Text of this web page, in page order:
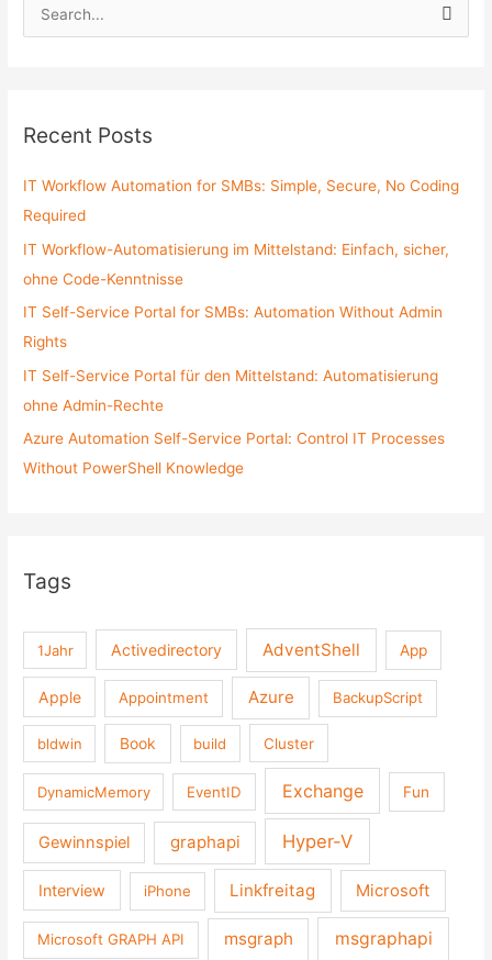
e
f
o
r
Recent Posts
IT Workflow Automation for SMBs: Simple, Secure, No Coding
Required
IT Workflow-Automatisierung im Mittelstand: Einfach, sicher,
ohne Code-Kenntnisse
IT Self-Service Portal for SMBs: Automation Without Admin
Rights
IT Self-Service Portal für den Mittelstand: Automatisierung
ohne Admin-Rechte
Azure Automation Self-Service Portal: Control IT Processes
Without PowerShell Knowledge
Tags
1Jahr Activedirectory AdventShell App
Apple Appointment Azure BackupScript
bldwin Book build Cluster
DynamicMemory EventID Exchange Fun
Gewinnspiel graphapi Hyper-V
Interview iPhone Linkfreitag Microsoft
Microsoft GRAPH API msgraph msgraphapi